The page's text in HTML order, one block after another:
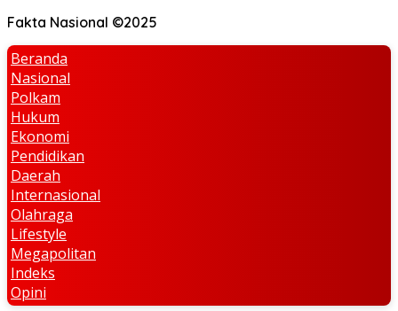
Fakta Nasional ©2025
Beranda
Nasional
Polkam
Hukum
Ekonomi
Pendidikan
Daerah
Internasional
Olahraga
Lifestyle
Megapolitan
Indeks
Opini